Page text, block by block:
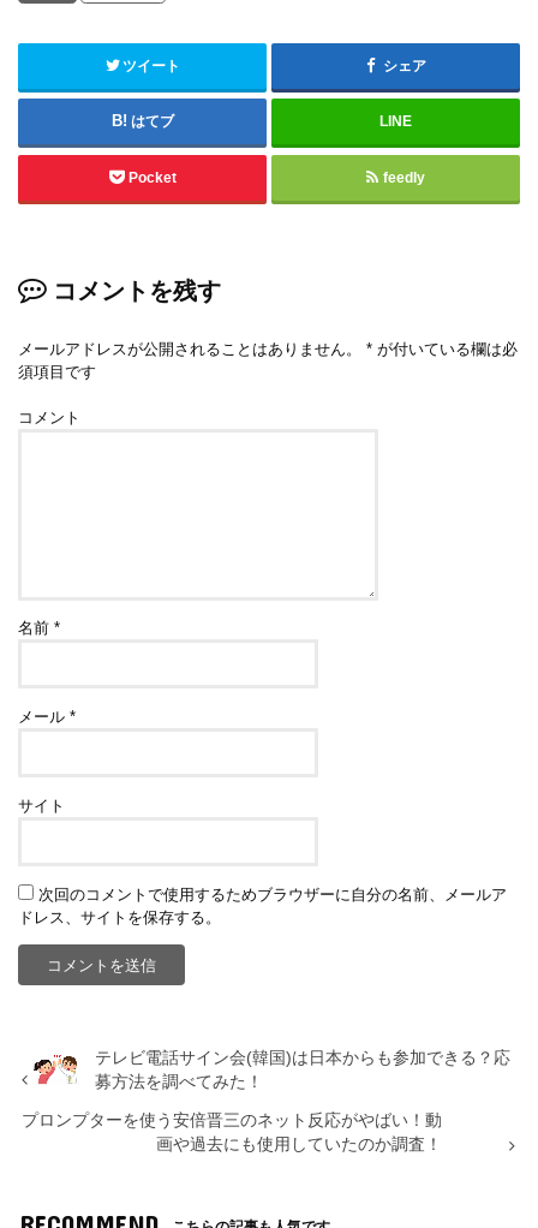
ツイート シェア
はてブ LINE
Pocket feedly
コメントを残す
メールアドレスが公開されることはありません。 * が付いている欄は必
須項目です
コメント
名前*
メール*
サイト
次回のコメントで使用するためブラウザーに自分の名前、メールア
ドレス、サイトを保存する。
テレビ電話サイン会(韓国)は日本からも参加できる？応
募方法を調べてみた！
プロンプターを使う安倍晋三のネット反応がやばい！動
画や過去にも使用していたのか調査！